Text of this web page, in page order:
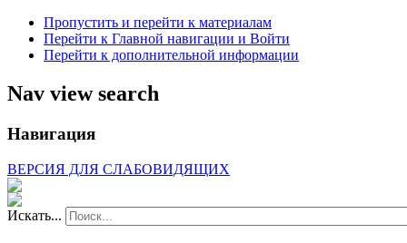
Пропустить и перейти к материалам
Перейти к Главной навигации и Войти
Перейти к дополнительной информации
Nav view search
Навигация
ВЕРСИЯ ДЛЯ СЛАБОВИДЯЩИХ
Искать...